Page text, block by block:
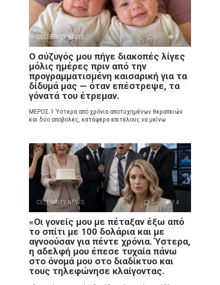
CELEBRITY NEWS 0 0
Ο σύζυγός μου πήγε διακοπές λίγες
μόλις ημέρες πριν από την
προγραμματισμένη καισαρική για τα
δίδυμά μας — όταν επέστρεψε, τα
γόνατά του έτρεμαν.
ΜΕΡΟΣ 1 Ύστερα από χρόνια αποτυχημένων θεραπειών
και δύο αποβολές, κατάφερα επιτέλους να μείνω
CELEBRITY NEWS 0 74
«Οι γονείς μου με πέταξαν έξω από
το σπίτι με 100 δολάρια και με
αγνοούσαν για πέντε χρόνια. Ύστερα,
η αδελφή μου έπεσε τυχαία πάνω
στο όνομά μου στο διαδίκτυο και
τους τηλεφώνησε κλαίγοντας.